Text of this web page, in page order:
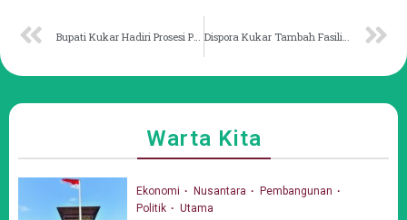
Warta Kita
Ekonomi Nusantara
Pembangunan
Politik
Utama